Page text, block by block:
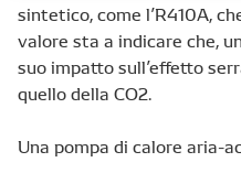
sintetico, come l’R410A,
valore sta a indicare che,
suo impatto sull’effetto
quello della CO2.
Una pompa di calore aria-